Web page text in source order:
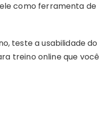
como ferramenta de
teste a usabilidade do
treino online que você